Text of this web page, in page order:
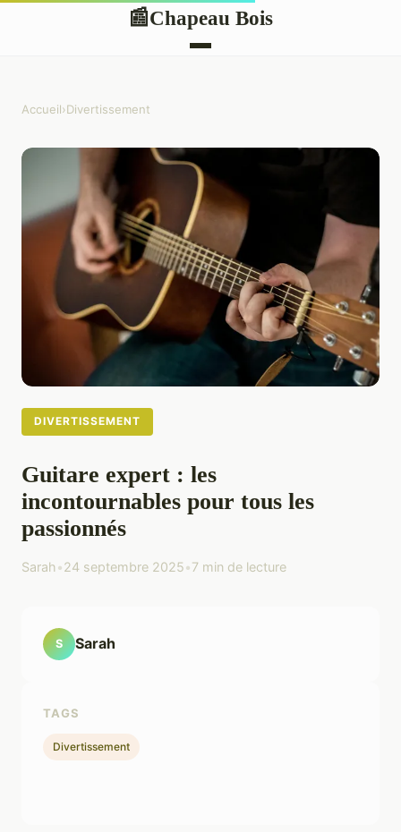
📰Chapeau Bois
Accueil›Divertissement
DIVERTISSEMENT
Guitare expert : les
incontournables pour tous les
passionnés
Sarah•24 septembre 2025•7 min de lecture
S Sarah
TAGS
Divertissement